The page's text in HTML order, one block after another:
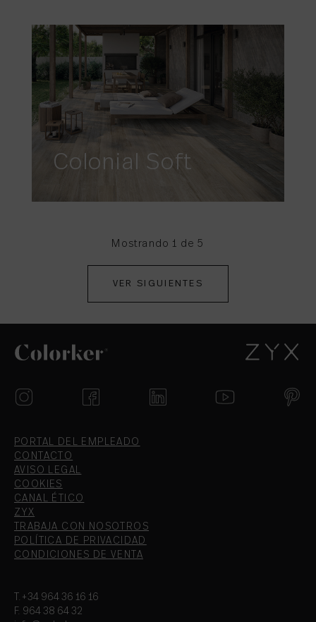
Colonial Soft
Mostrando 1 de 5
VER SIGUIENTES
PORTAL DEL EMPLEADO
CONTACTO
AVISO LEGAL
COOKIES
CANAL ÉTICO
ZYX
TRABAJA CON NOSOTROS
POLÍTICA DE PRIVACIDAD
CONDICIONES DE VENTA
T.+34 964 36 16 16
F. 964 38 64 32